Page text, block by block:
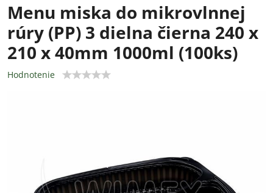
Menu miska do mikrovlnnej
rúry (PP) 3 dielna čierna 240 x
210 x 40mm 1000ml (100ks)
Hodnotenie